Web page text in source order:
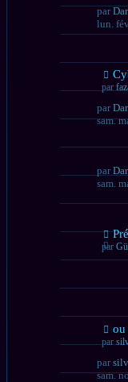
par
lun.
par
par
sam.
par
sam.
par
ou
par
par
sam.